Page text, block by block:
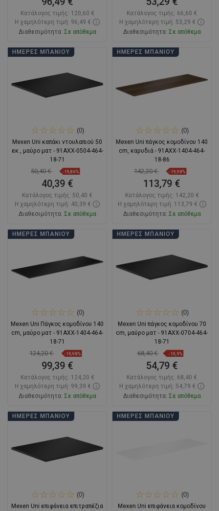
Κατάλογος τιμής: 120,60 €
Η χαμηλότερη τιμή: 96,49 €
Διαθεσιμότητα: Σε απόθεμα
Στο καλάθι
Κατάλογος τιμής: 66,60 €
Η χαμηλότερη τιμή: 53,29 €
Διαθεσιμότητα: Σε απόθεμα
Στο καλάθι
ΗΜΈΡΕΣ ΜΠΆΝΙΟΥ
(0)
Mexen Uni καπάκι ντουλαπιού 50
εκ., μαύρο ματ - 91AXX-0504-464-
18-71
50,40 € -19,86%
40,39 €
Κατάλογος τιμής: 50,40 €
Η χαμηλότερη τιμή: 40,39 €
Διαθεσιμότητα: Σε απόθεμα
Στο καλάθι
ΗΜΈΡΕΣ ΜΠΆΝΙΟΥ
(0)
Mexen Uni πάγκος κομοδίνου 140
cm, καρυδιά - 91AXX-1404-464-
18-86
142,20 € -19,98%
113,79 €
Κατάλογος τιμής: 142,20 €
Η χαμηλότερη τιμή: 113,79 €
Διαθεσιμότητα: Σε απόθεμα
Στο καλάθι
ΗΜΈΡΕΣ ΜΠΆΝΙΟΥ
(0)
Mexen Uni Πάγκος κομοδίνου 140
cm, μαύρο ματ - 91AXX-1404-464-
18-71
124,20 € -19,98%
99,39 €
Κατάλογος τιμής: 124,20 €
Η χαμηλότερη τιμή: 99,39 €
Διαθεσιμότητα: Σε απόθεμα
Στο καλάθι
ΗΜΈΡΕΣ ΜΠΆΝΙΟΥ
(0)
Mexen Uni πάγκος κομοδίνου 70
cm, μαύρο ματ - 91AXX-0704-464-
18-71
68,40 € -19,9%
54,79 €
Κατάλογος τιμής: 68,40 €
Η χαμηλότερη τιμή: 54,79 €
Διαθεσιμότητα: Σε απόθεμα
Στο καλάθι
ΗΜΈΡΕΣ ΜΠΆΝΙΟΥ
(0)
Mexen Uni επιφάνεια επιτραπέζια
ΗΜΈΡΕΣ ΜΠΆΝΙΟΥ
(0)
Mexen Uni επιφάνεια κομοδίνου